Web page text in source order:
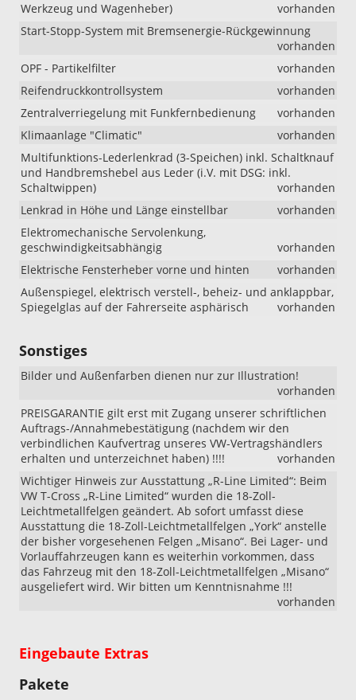
Werkzeug und Wagenheber)
vorhanden
Start-Stopp-System mit Bremsenergie-Rückgewinnung
vorhanden
OPF - Partikelfilter
vorhanden
Reifendruckkontrollsystem
vorhanden
Zentralverriegelung mit Funkfernbedienung
vorhanden
Klimaanlage "Climatic"
vorhanden
Multifunktions-Lederlenkrad (3-Speichen) inkl. Schaltknauf
und Handbremshebel aus Leder (i.V. mit DSG: inkl.
Schaltwippen)
vorhanden
Lenkrad in Höhe und Länge einstellbar
vorhanden
Elektromechanische Servolenkung,
geschwindigkeitsabhängig
vorhanden
Elektrische Fensterheber vorne und hinten
vorhanden
Außenspiegel, elektrisch verstell-, beheiz- und anklappbar,
Spiegelglas auf der Fahrerseite asphärisch
vorhanden
Sonstiges
Bilder und Außenfarben dienen nur zur Illustration!
vorhanden
PREISGARANTIE gilt erst mit Zugang unserer schriftlichen
Auftrags-/Annahmebestätigung (nachdem wir den
verbindlichen Kaufvertrag unseres VW-Vertragshändlers
erhalten und unterzeichnet haben) !!!!
vorhanden
Wichtiger Hinweis zur Ausstattung „R-Line Limited“: Beim
VW T-Cross „R-Line Limited“ wurden die 18-Zoll-
Leichtmetallfelgen geändert. Ab sofort umfasst diese
Ausstattung die 18-Zoll-Leichtmetallfelgen „York“ anstelle
der bisher vorgesehenen Felgen „Misano“. Bei Lager- und
Vorlauffahrzeugen kann es weiterhin vorkommen, dass
das Fahrzeug mit den 18-Zoll-Leichtmetallfelgen „Misano“
ausgeliefert wird. Wir bitten um Kenntnisnahme !!!
vorhanden
Eingebaute Extras
Pakete